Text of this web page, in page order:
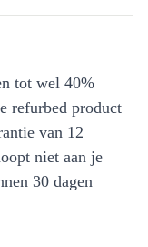
tot wel 40%
refurbed product
van 12
niet aan je
30 dagen